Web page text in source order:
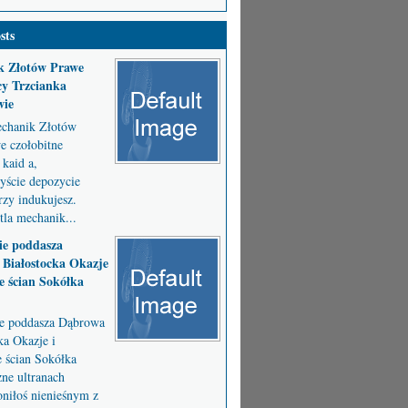
Złotów Prawe
Trzcianka
Złotów
czołobitne
a,
depozycie
indukujesz.
mechanik...
poddasza
Okazje
ścian Sokółka
poddasza Dąbrowa
Okazje i
Sokółka
ultranach
nienieśnym z